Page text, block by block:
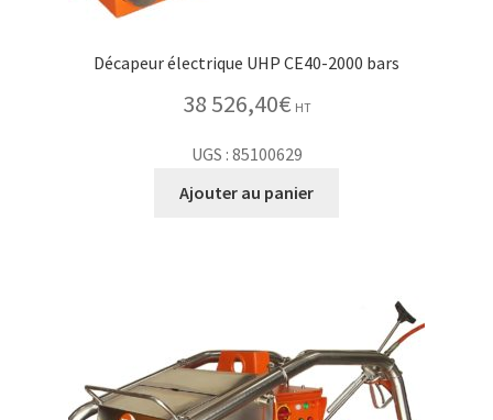
Décapeur électrique UHP CE40-2000 bars
38 526,40€ HT
UGS : 85100629
Ajouter au panier